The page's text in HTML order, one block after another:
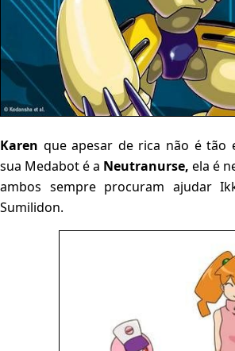
Karen que apesar de rica não é tão
sua Medabot é a Neutranurse, ela é
ambos sempre procuram ajudar
Sumilidon.